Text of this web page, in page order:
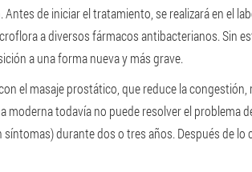
de iniciar el tratamiento, se realizará en el
a diversos fármacos antibacterianos. Sin
a una forma nueva y más grave.
el masaje prostático, que reduce la
moderna todavía no puede resolver el problema
durante dos o tres años. Después de